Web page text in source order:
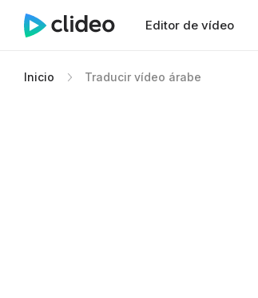
Editor de vídeo
Inicio Traducir vídeo árabe